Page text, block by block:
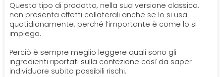
Questo tipo di prodotto, nella sua versione classica,
non presenta effetti collaterali anche se lo si usa
quotidianamente, perché l’importante è come lo si
impiega.
Perciò è sempre meglio leggere quali sono gli
ingredienti riportati sulla confezione così da saper
individuare subito possibili rischi.